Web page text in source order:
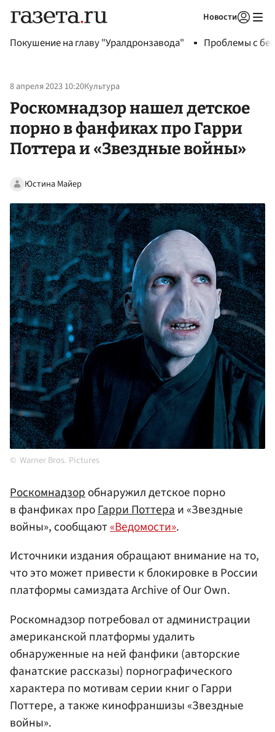
Новости
Покушение на главу "Уралдронзавода" Проблемы с
8 апреля 2023 10:20Культура
Роскомнадзор нашел детское
порно в фанфиках про Гарри
Поттера и «Звездные войны»
Юстина Майер
Warner Bros. Pictures
Роскомнадзоробнаружил детское порно
в фанфиках проГарри Поттераи «Звездные
войны», сообщают«Ведомости».
Источники издания обращают внимание на то,
что это может привести к блокировке в России
платформы самиздата Archive of Our Own.
Роскомнадзор потребовал от администрации
американской платформы удалить
обнаруженные на ней фанфики (авторские
фанатские рассказы) порнографического
характера по мотивам серии книг о Гарри
Поттере, а также кинофраншизы «Звездные
войны».